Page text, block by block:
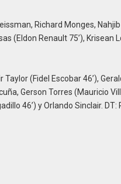
Richard Monges,
(Eldon Renault 75’), Krisean
(Fidel Escobar 46’),
Gerson Torres (Mauricio
46’) y Orlando Sinclair. DT: